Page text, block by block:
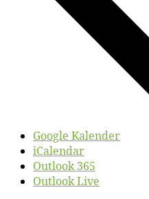
Google Kalender
iCalendar
Outlook 365
Outlook Live